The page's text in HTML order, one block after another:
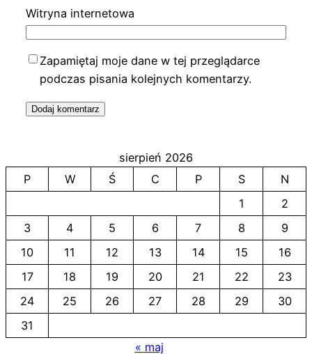
Witryna internetowa
Zapamiętaj moje dane w tej przeglądarce
podczas pisania kolejnych komentarzy.
sierpień 2026
P
W Ś C P S
N
1
2
3
4 5 6 7 8
9
10
11 12 13 14 15
16
17
18 19 20 21 22
23
24
25 26 27 28 29
30
31
« maj